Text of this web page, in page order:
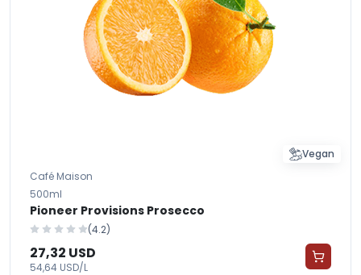
Vegan
Café Maison
500ml
Pioneer Provisions Prosecco
(4.2)
27,32 USD
54,64 USD/L